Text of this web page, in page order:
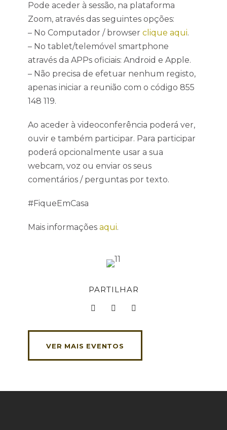
Pode aceder à sessão, na plataforma
Zoom, através das seguintes opções:
– No Computador / browser clique aqui.
– No tablet/telemóvel smartphone
através da APPs oficiais: Android e Apple.
– Não precisa de efetuar nenhum registo,
apenas iniciar a reunião com o código 855
148 119.
Ao aceder à videoconferência poderá ver,
ouvir e também participar. Para participar
poderá opcionalmente usar a sua
webcam, voz ou enviar os seus
comentários / perguntas por texto.
#FiqueEmCasa
Mais informações aqui.
PARTILHAR
VER MAIS EVENTOS